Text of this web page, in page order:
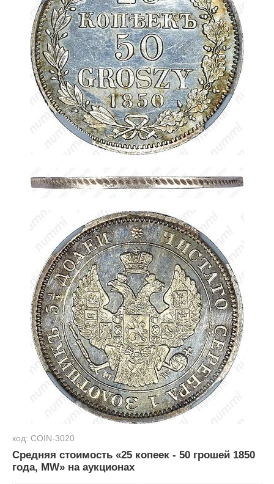
код: COIN-3020
Средняя стоимость «25 копеек - 50 грошей 1850
года, MW» на аукционах